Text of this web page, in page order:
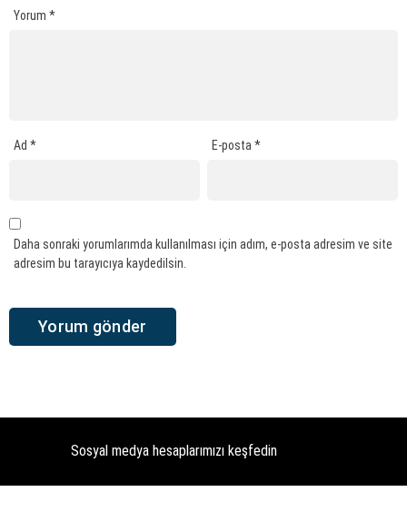
Yorum *
Ad * E-posta*
Daha sonraki yorumlarımda kullanılması için adım, e-posta adresim ve site
adresim bu tarayıcıya kaydedilsin.
Sosyal medya hesaplarımızı keşfedin